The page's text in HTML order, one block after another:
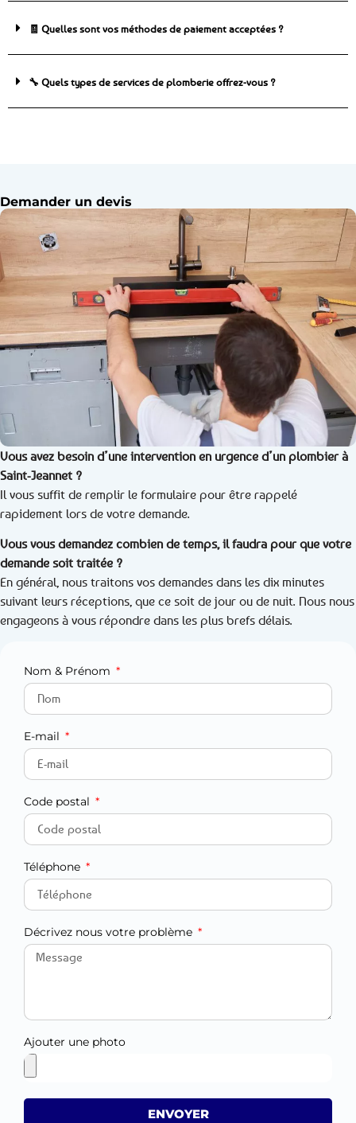
🧾 Quelles sont vos méthodes de paiement acceptées ?
🔧 Quels types de services de plomberie offrez-vous ?
Demander un devis
Vous avez besoin d’une intervention en urgence d’un plombier à
Saint-Jeannet ?
Il vous suffit de remplir le formulaire pour être rappelé
rapidement lors de votre demande.
Vous vous demandez combien de temps, il faudra pour que votre
demande soit traitée ?
En général, nous traitons vos demandes dans les dix minutes
suivant leurs réceptions, que ce soit de jour ou de nuit. Nous nous
engageons à vous répondre dans les plus brefs délais.
Nom & Prénom
E-mail
Code postal
Téléphone
Décrivez nous votre problème
Ajouter une photo
ENVOYER